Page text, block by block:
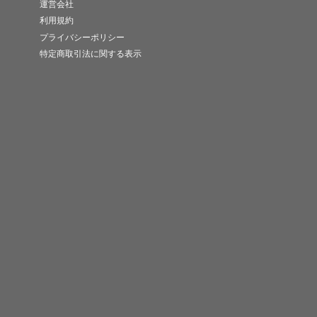
運営会社
利用規約
プライバシーポリシー
特定商取引法に関する表示